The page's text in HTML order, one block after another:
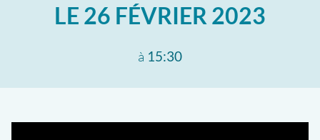
LE 26 FÉVRIER 2023
à 15:30